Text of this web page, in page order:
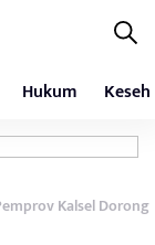
Hukum
Kalsel Dorong